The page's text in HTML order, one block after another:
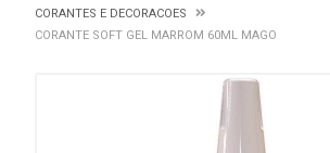
CORANTES E DECORACOES
CORANTE SOFT GEL MARROM 60ML MAGO